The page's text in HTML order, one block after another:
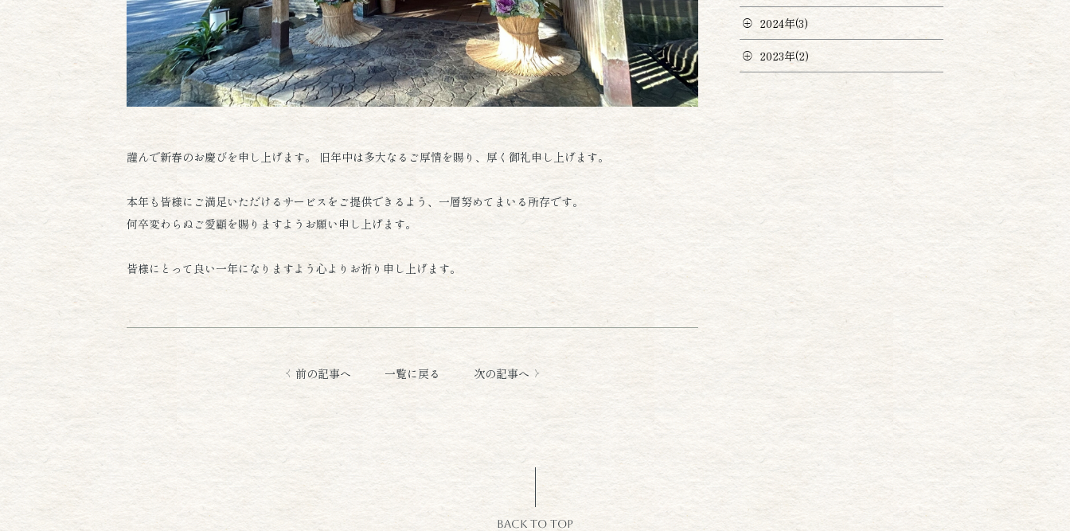
謹んで新春のお慶びを申し上げます。 旧年中は多大なるご厚情を賜り、厚く御礼申し上げます。
本年も皆様にご満足いただけるサービスをご提供できるよう、一層努めてまいる所存です。
何卒変わらぬご愛顧を賜りますようお願い申し上げます。
皆様にとって良い一年になりますよう心よりお祈り申し上げます。
前の記事へ 一覧に戻る 次の記事へ
2024年(3)
2023年(2)
BACK TO TOP